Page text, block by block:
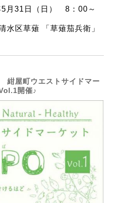
5月31日（日） 8：00～
水区草薙 「草薙茄兵衛」
紺屋町ウエストサイドマー
開催♪